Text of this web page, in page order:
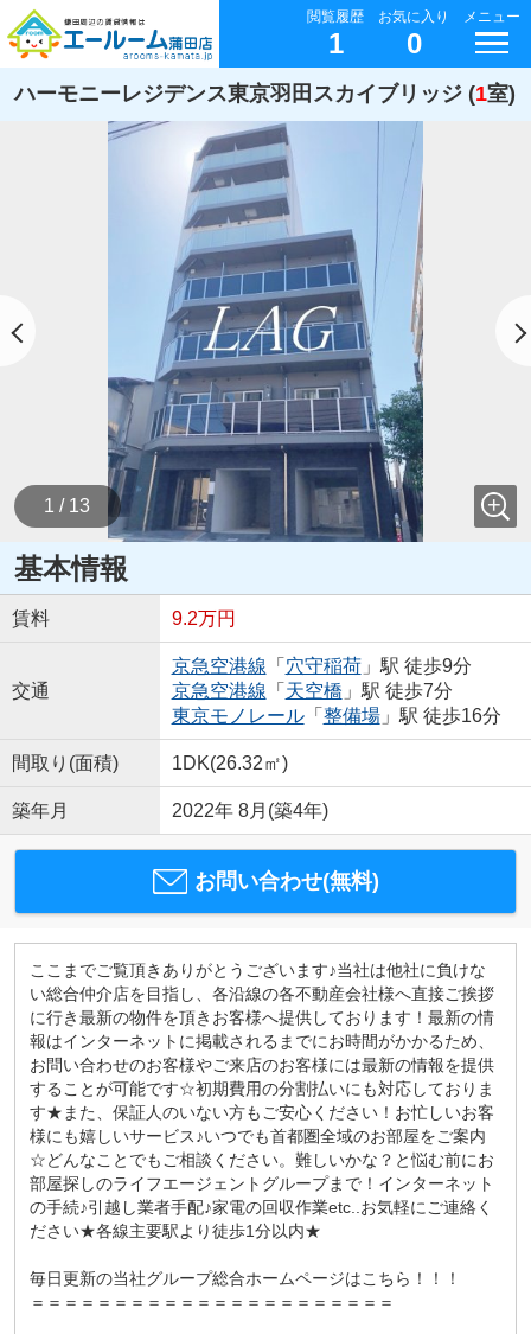
閲覧履歴
1
お気に入り
0
メニュー
ハーモニーレジデンス東京羽田スカイブリッジ (1室)
1 / 13
基本情報
賃料 9.2万円
交通
京急空港線 「 穴守稲荷」駅 徒歩9分
京急空港線 「 天空橋 」駅 徒歩7分
東京モノレール「 整備場」駅 徒歩16分
間取り(面積) 1DK(26.32㎡)
築年月 2022年 8月(築4年)
お問い合わせ(無料)
ここまでご覧頂きありがとうございます♪当社は他社に負けな
い総合仲介店を目指し、各沿線の各不動産会社様へ直接ご挨拶
に行き最新の物件を頂きお客様へ提供しております！最新の情
報はインターネットに掲載されるまでにお時間がかかるため、
お問い合わせのお客様やご来店のお客様には最新の情報を提供
することが可能です☆初期費用の分割払いにも対応しておりま
す★また、保証人のいない方もご安心ください！お忙しいお客
様にも嬉しいサービス♪いつでも首都圏全域のお部屋をご案内
☆どんなことでもご相談ください。難しいかな？と悩む前にお
部屋探しのライフエージェントグループまで！インターネット
の手続♪引越し業者手配♪家電の回収作業etc..お気軽にご連絡く
ださい★各線主要駅より徒歩1分以内★
毎日更新の当社グループ総合ホームページはこちら！！！
＝＝＝＝＝＝＝＝＝＝＝＝＝＝＝＝＝＝＝＝＝＝